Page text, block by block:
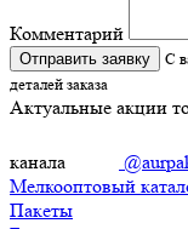
Комментарий
Отправить заявку
С
деталей заказа
Актуальные акции
канала
Мелкооптовый
Пакеты